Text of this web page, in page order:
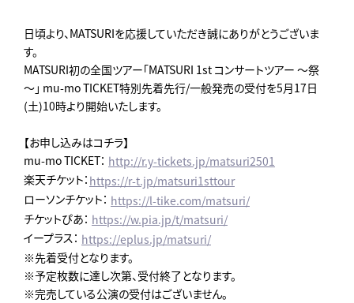
日頃より、MATSURIを応援していただき誠にありがとうございま
す。
MATSURI初の全国ツアー「MATSURI 1st コンサートツアー ～祭
～」 mu-mo TICKET特別先着先行/一般発売の受付を5月17日
(土)10時より開始いたします。
【お申し込みはコチラ】
mu-mo TICKET： http://r.y-tickets.jp/matsuri2501
楽天チケット： https://r-t.jp/matsuri1sttour
ローソンチケット： https://l-tike.com/matsuri/
チケットぴあ： https://w.pia.jp/t/matsuri/
イープラス： https://eplus.jp/matsuri/
※先着受付となります。
※予定枚数に達し次第、受付終了となります。
※完売している公演の受付はございません。